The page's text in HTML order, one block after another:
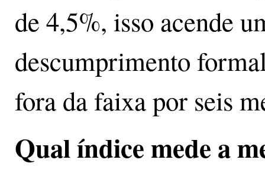
de 4,5%, isso acende
descumprimento
fora da faixa por seis
Qual índice mede a